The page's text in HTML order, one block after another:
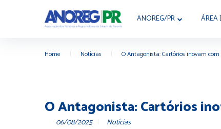
ANOREG/PR ÁREA
Home Notícias O Antagonista: Cartórios inovam
O Antagonista: Cartórios
06/08/2025 Notícias